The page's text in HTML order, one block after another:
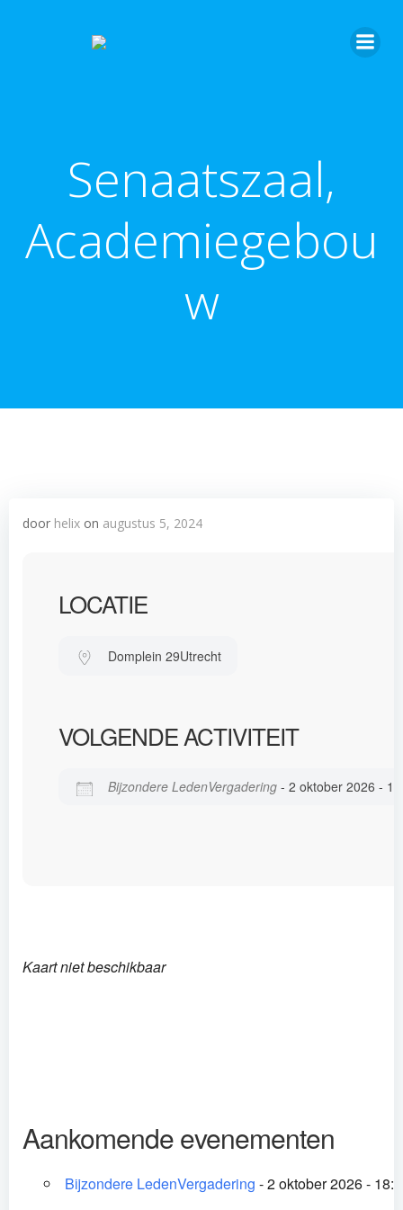
Senaatszaal,
Academiegebou
w
door helix on augustus 5, 2024
LOCATIE
Domplein 29Utrecht
VOLGENDE ACTIVITEIT
Bijzondere LedenVergadering - 2 oktober 2026 -
Kaart niet beschikbaar
Aankomende evenementen
Bijzondere LedenVergadering - 2 oktober 2026 -